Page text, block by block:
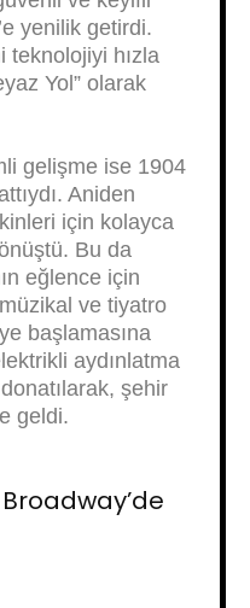
yenilik getirdi.
teknolojiyi hızla
Yol” olarak
gelişme ise 1904
Aniden
için kolayca
Bu da
eğlence için
ve tiyatro
başlamasına
aydınlatma
şehir
geldi.